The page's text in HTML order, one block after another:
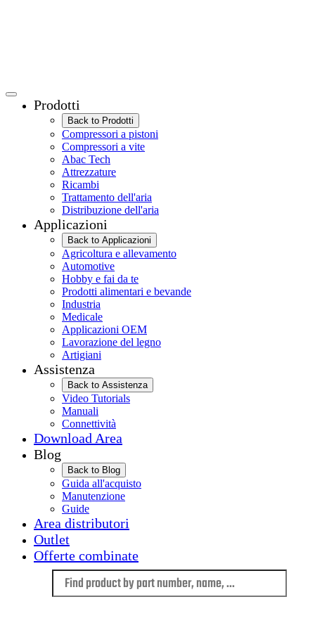
Prodotti
Back to Prodotti
Compressori a pistoni
Compressori a vite
Abac Tech
Attrezzature
Ricambi
Trattamento dell'aria
Distribuzione dell'aria
Applicazioni
Back to Applicazioni
Agricoltura e allevamento
Automotive
Hobby e fai da te
Prodotti alimentari e bevande
Industria
Medicale
Applicazioni OEM
Lavorazione del legno
Artigiani
Assistenza
Back to Assistenza
Video Tutorials
Manuali
Connettività
Download Area
Blog
Back to Blog
Guida all'acquisto
Manutenzione
Guide
Area distributori
Outlet
Offerte combinate